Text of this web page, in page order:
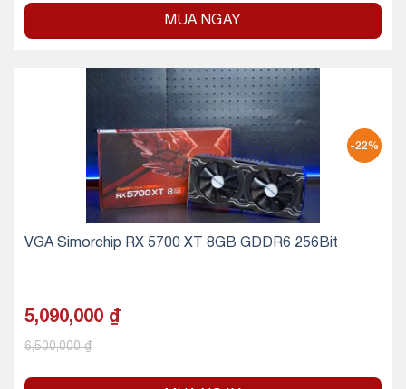
MUA NGAY
-22%
VGA Simorchip RX 5700 XT 8GB GDDR6 256Bit
5,090,000 ₫
6,500,000₫